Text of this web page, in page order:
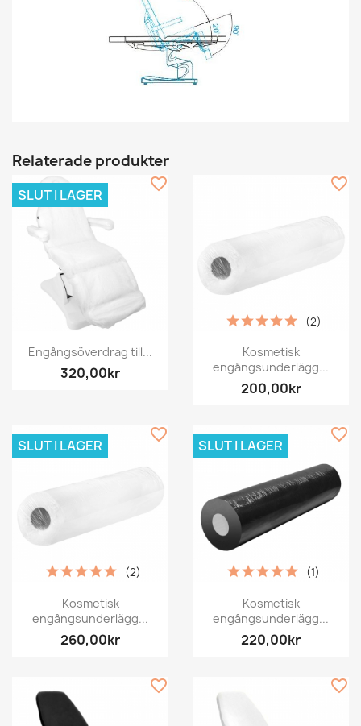
Relaterade produkter
Engångsöverdrag till...
320,00kr
SLUT I LAGER
favorite_border
Kosmetisk
engångsunderlägg...
200,00kr
(2)
favorite_border
Kosmetisk
engångsunderlägg...
260,00kr
(2)
SLUT I LAGER
favorite_border
Kosmetisk
engångsunderlägg...
220,00kr
(1)
SLUT I LAGER
favorite_border
favorite_border favorite_border